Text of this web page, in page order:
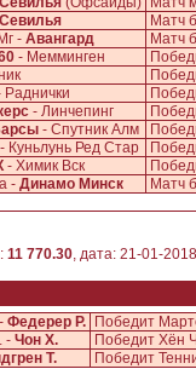
Севилья
Матч
- Авангард
Матч
- Мемминген
- Линчепинг
- Спутник Алм
- Куньлунь Ред Стар
- Химик Вск
- Динамо Минск Матч
: 11 770.30, дата: 21-01-
Федерер Р.
Победит
- Чон Х.
Победит Хён
Т. Победит